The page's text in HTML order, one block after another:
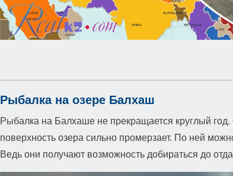
Рыбалка на озере Балхаш
Рыбалка на Балхаше не прекращается круглый
поверхность озера сильно промерзает. По ней
Ведь они получают возможность добираться до